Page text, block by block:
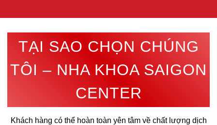
TẠI SAO CHỌN CHÚNG
TÔI – NHA KHOA SAIGON
CENTER
Khách hàng có thể hoàn toàn yên tâm về chất lượng dịch